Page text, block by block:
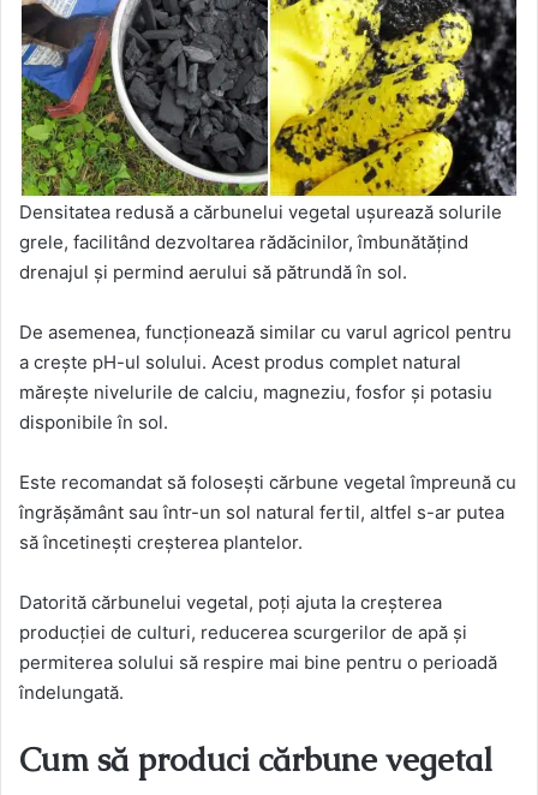
Densitatea redusă a cărbunelui vegetal ușurează solurile
grele, facilitând dezvoltarea rădăcinilor, îmbunătățind
drenajul și permind aerului să pătrundă în sol.
De asemenea, funcționează similar cu varul agricol pentru
a crește pH-ul solului. Acest produs complet natural
mărește nivelurile de calciu, magneziu, fosfor și potasiu
disponibile în sol.
Este recomandat să folosești cărbune vegetal împreună cu
îngrășământ sau într-un sol natural fertil, altfel s-ar putea
să încetinești creșterea plantelor.
Datorită cărbunelui vegetal, poți ajuta la creșterea
producției de culturi, reducerea scurgerilor de apă și
permiterea solului să respire mai bine pentru o perioadă
îndelungată.
Cum să produci cărbune vegetal